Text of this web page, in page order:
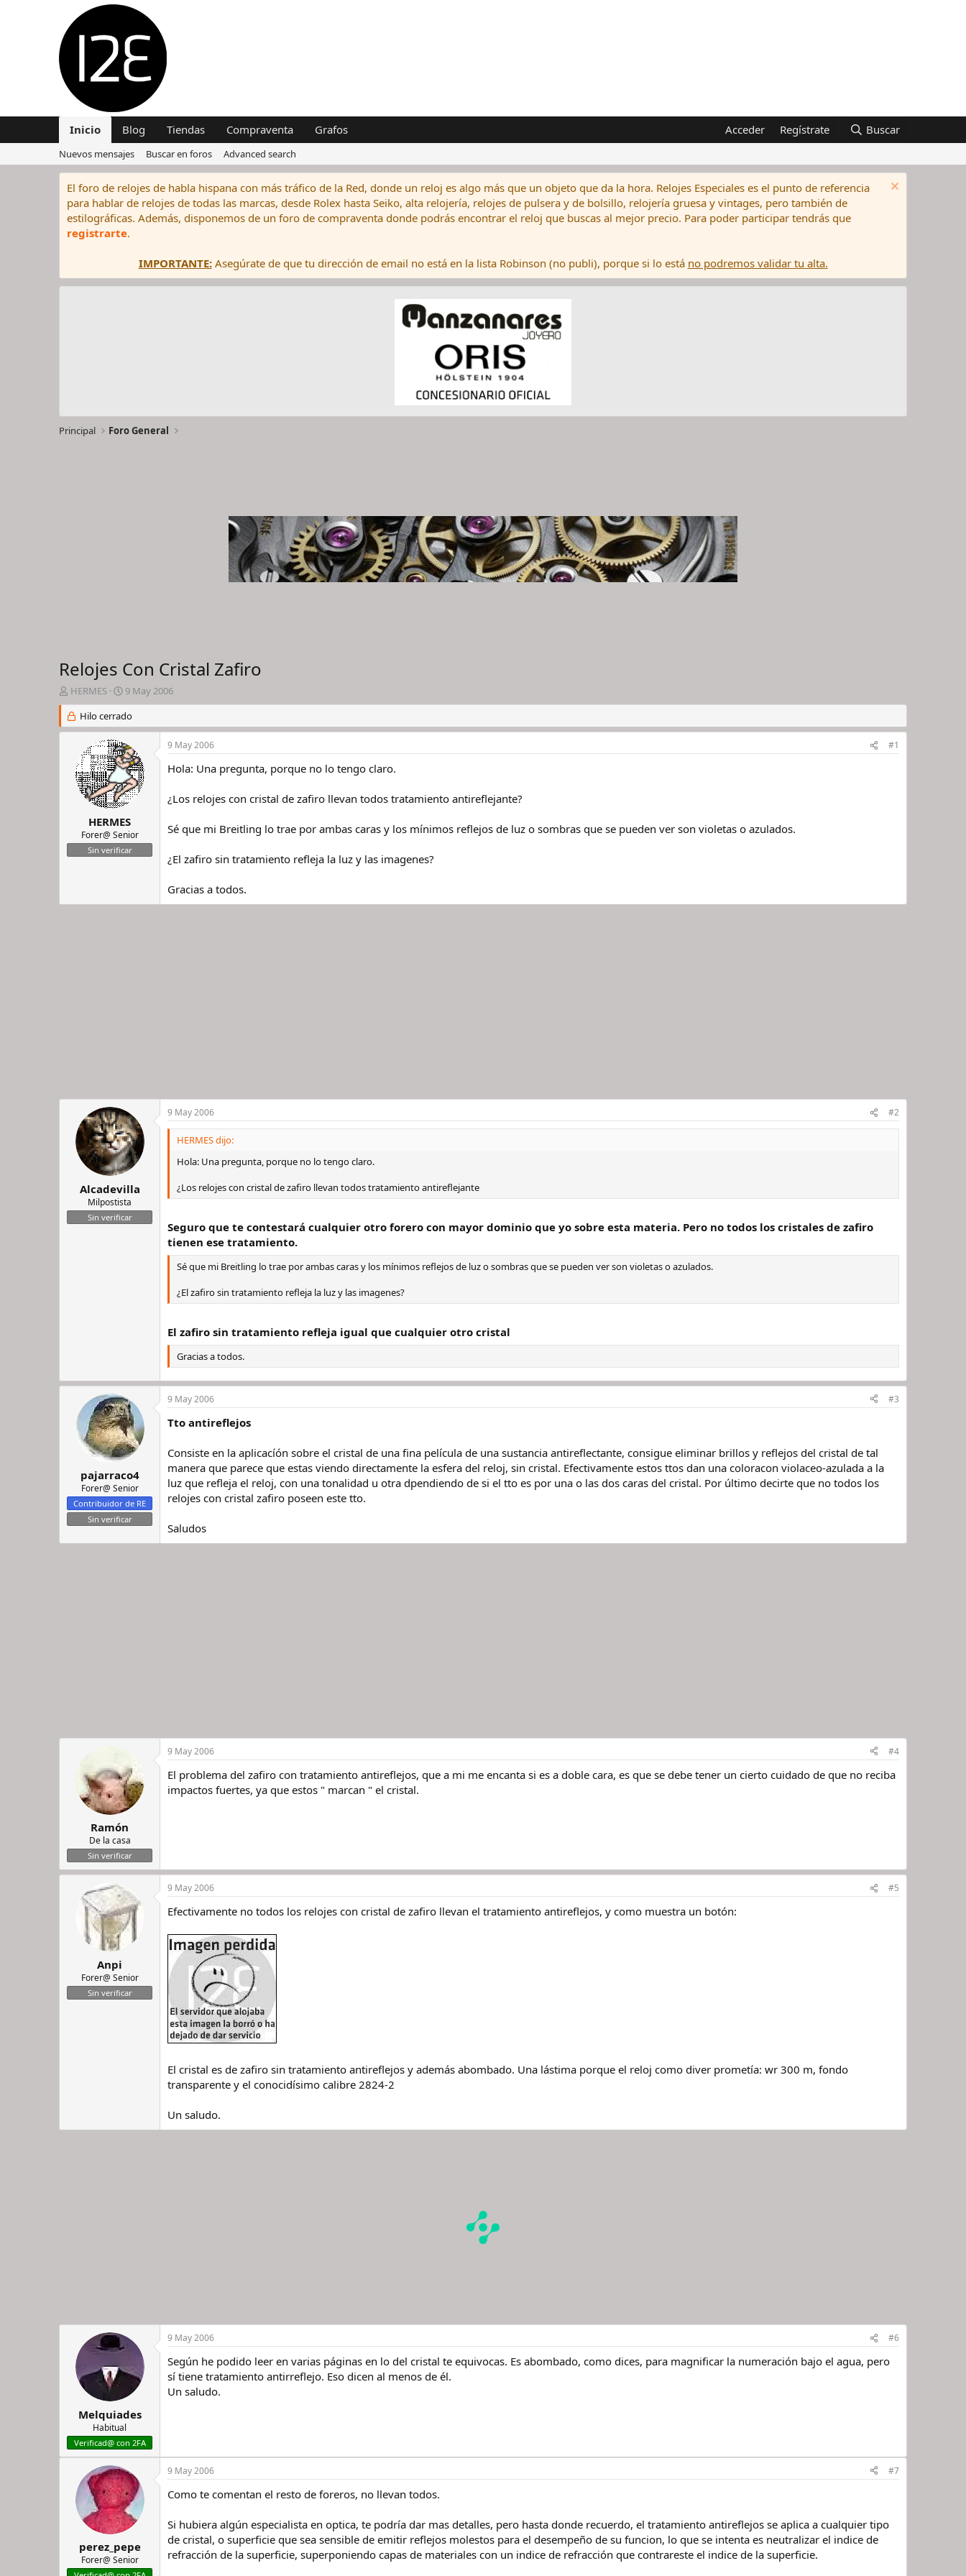
Inicio Blog Tiendas Compraventa Grafos Acceder Regístrate Buscar
Nuevos mensajes Buscar en foros Advanced search
El foro de relojes de habla hispana con más tráfico de la Red, donde un reloj es algo más que un objeto que da la hora. Relojes Especiales es el punto de referencia
para hablar de relojes de todas las marcas, desde Rolex hasta Seiko, alta relojería, relojes de pulsera y de bolsillo, relojería gruesa y vintages, pero también de
estilográficas. Además, disponemos de un foro de compraventa donde podrás encontrar el reloj que buscas al mejor precio. Para poder participar tendrás que
registrarte.
IMPORTANTE:Asegúrate de que tu dirección de email no está en la lista Robinson (no publi), porque si lo está no podremos validar tu alta.
Principal Foro General
Relojes Con Cristal Zafiro
I
n
i
c
h
i
HERMES
F
e
c
h
a
d
e
i
n
i
c
i
o
9 May 2006
Hilo cerrado
HERMES
Forer@ Senior
Sin verificar
9 May 2006 #1
Hola: Una pregunta, porque no lo tengo claro.
¿Los relojes con cristal de zafiro llevan todos tratamiento antireflejante?
Sé que mi Breitling lo trae por ambas caras y los mínimos reflejos de luz o sombras que se pueden ver son violetas o azulados.
¿El zafiro sin tratamiento refleja la luz y las imagenes?
Gracias a todos.
Alcadevilla
Milpostista
Sin verificar
9 May 2006 #2
HERMES dijo:
Hola: Una pregunta, porque no lo tengo claro.
¿Los relojes con cristal de zafiro llevan todos tratamiento antireflejante
Seguro que te contestará cualquier otro forero con mayor dominio que yo sobre esta materia. Pero no todos los cristales de zafiro
tienen ese tratamiento.
Sé que mi Breitling lo trae por ambas caras y los mínimos reflejos de luz o sombras que se pueden ver son violetas o azulados.
¿El zafiro sin tratamiento refleja la luz y las imagenes?
El zafiro sin tratamiento refleja igual que cualquier otro cristal
Gracias a todos.
pajarraco4
Forer@ Senior
Contribuidor de RE
Sin verificar
9 May 2006 #3
Tto antireflejos
Consiste en la aplicacíón sobre el cristal de una fina película de una sustancia antireflectante, consigue eliminar brillos y reflejos del cristal de tal
manera que parece que estas viendo directamente la esfera del reloj, sin cristal. Efectivamente estos ttos dan una coloracon violaceo-azulada a la
luz que refleja el reloj, con una tonalidad u otra dpendiendo de si el tto es por una o las dos caras del cristal. Por último decirte que no todos los
relojes con cristal zafiro poseen este tto.
Saludos
Ramón
De la casa
Sin verificar
9 May 2006 #4
El problema del zafiro con tratamiento antireflejos, que a mi me encanta si es a doble cara, es que se debe tener un cierto cuidado de que no reciba
impactos fuertes, ya que estos " marcan " el cristal.
Anpi
Forer@ Senior
Sin verificar
9 May 2006 #5
Efectivamente no todos los relojes con cristal de zafiro llevan el tratamiento antireflejos, y como muestra un botón:
El cristal es de zafiro sin tratamiento antireflejos y además abombado. Una lástima porque el reloj como diver prometía: wr 300 m, fondo
transparente y el conocidísimo calibre 2824-2
Un saludo.
Melquiades
Habitual
Verificad@ con 2FA
9 May 2006 #6
Según he podido leer en varias páginas en lo del cristal te equivocas. Es abombado, como dices, para magnificar la numeración bajo el agua, pero
sí tiene tratamiento antirreflejo. Eso dicen al menos de él.
Un saludo.
perez_pepe
Forer@ Senior
9 May 2006 #7
Como te comentan el resto de foreros, no llevan todos.
Si hubiera algún especialista en optica, te podría dar mas detalles, pero hasta donde recuerdo, el tratamiento antireflejos se aplica a cualquier tipo
de cristal, o superficie que sea sensible de emitir reflejos molestos para el desempeño de su funcion, lo que se intenta es neutralizar el indice de
refracción de la superficie, superponiendo capas de materiales con un indice de refracción que contrareste el indice de la superficie.